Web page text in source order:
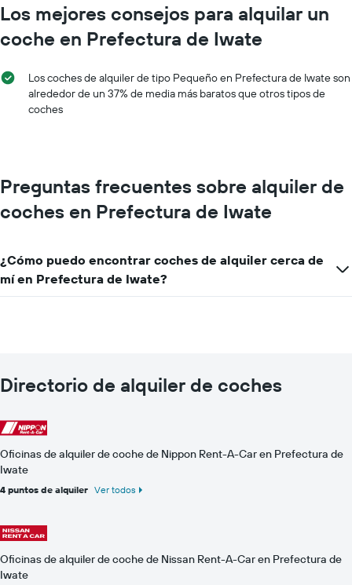
Los mejores consejos para alquilar un
coche en Prefectura de Iwate
Los coches de alquiler de tipo Pequeño en Prefectura de Iwate son
alrededor de un 37% de media más baratos que otros tipos de
coches
Preguntas frecuentes sobre alquiler de
coches en Prefectura de Iwate
¿Cómo puedo encontrar coches de alquiler cerca de
mí en Prefectura de Iwate?
Directorio de alquiler de coches
Oficinas de alquiler de coche de Nippon Rent-A-Car en Prefectura de
Iwate
4 puntos de alquiler Ver todos
Oficinas de alquiler de coche de Nissan Rent-A-Car en Prefectura de
Iwate